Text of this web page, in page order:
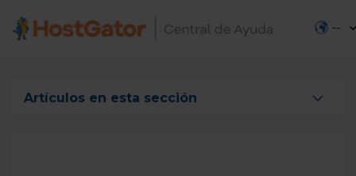
--
Artículos en esta sección